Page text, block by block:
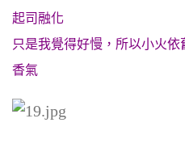
起司融化
只是我覺得好慢，所以小火
香氣